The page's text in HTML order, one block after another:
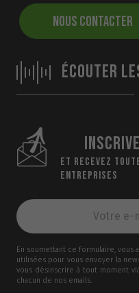
NOUS CONTACTER
ÉCOUTER
ET RECEVEZ
ENTREPRISES
En soumettant ce formulaire,
utilisées pour vous envoyer la
vous désinscrire à tout moment
chacun de nos emails.